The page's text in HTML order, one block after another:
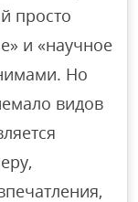
просто
и «научное
Но
видов